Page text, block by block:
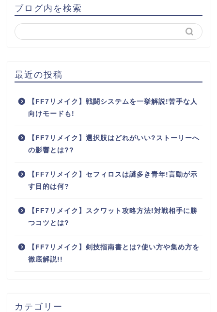
ブログ内を検索
最近の投稿
【FF7リメイク】戦闘システムを一挙解説!苦手な人
向けモードも!
【FF7リメイク】選択肢はどれがいい?ストーリーへ
の影響とは??
【FF7リメイク】セフィロスは謎多き青年!言動が示
す目的は何?
【FF7リメイク】スクワット攻略方法!対戦相手に勝
つコツとは?
【FF7リメイク】剣技指南書とは?使い方や集め方を
徹底解説!!
カテゴリー